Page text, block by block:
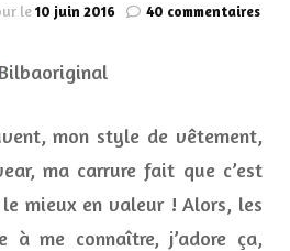
le10 juin 2016 40 commentairessur
très
mon style de vêtement,
ma carrure fait que c’est
mieux en valeur ! Alors, les
à me connaître, j’adore ça,